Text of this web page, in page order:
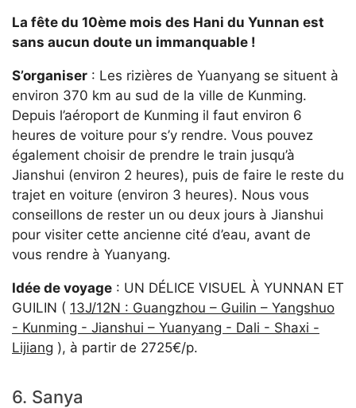
La fête du 10ème mois des Hani du Yunnan est
sans aucun doute un immanquable !
S’organiser : Les rizières de Yuanyang se situent à
environ 370 km au sud de la ville de Kunming.
Depuis l’aéroport de Kunming il faut environ 6
heures de voiture pour s’y rendre. Vous pouvez
également choisir de prendre le train jusqu’à
Jianshui (environ 2 heures), puis de faire le reste du
trajet en voiture (environ 3 heures). Nous vous
conseillons de rester un ou deux jours à Jianshui
pour visiter cette ancienne cité d’eau, avant de
vous rendre à Yuanyang.
Idée de voyage : UN DÉLICE VISUEL À YUNNAN ET
GUILIN ( 13J/12N : Guangzhou – Guilin – Yangshuo
- Kunming - Jianshui – Yuanyang - Dali - Shaxi -
Lijiang ), à partir de 2725€/p.
6. Sanya